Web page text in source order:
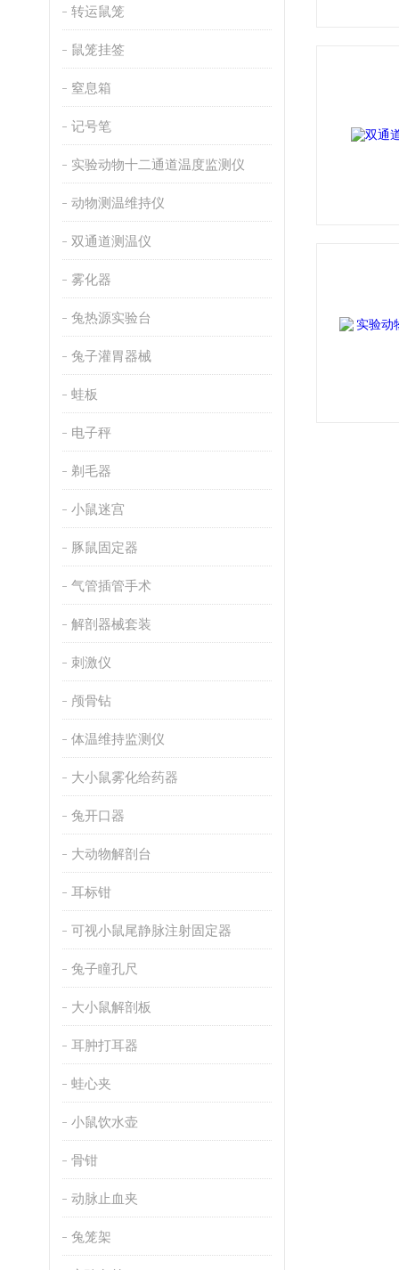
转运鼠笼
鼠笼挂签
窒息箱
记号笔
实验动物十二通道温度监测仪
动物测温维持仪
双通道测温仪
雾化器
兔热源实验台
兔子灌胃器械
蛙板
电子秤
剃毛器
小鼠迷宫
豚鼠固定器
气管插管手术
解剖器械套装
刺激仪
颅骨钻
体温维持监测仪
大小鼠雾化给药器
兔开口器
大动物解剖台
耳标钳
可视小鼠尾静脉注射固定器
兔子瞳孔尺
大小鼠解剖板
耳肿打耳器
蛙心夹
小鼠饮水壶
骨钳
动脉止血夹
兔笼架